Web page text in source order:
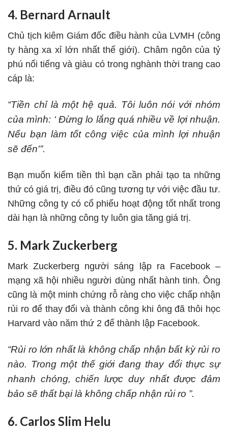
4. Bernard Arnault
Chủ tịch kiêm Giám đốc điều hành của LVMH (công
ty hàng xa xỉ lớn nhất thế giới). Châm ngôn của tỷ
phú nổi tiếng và giàu có trong nghành thời trang cao
cáp là:
“Tiền chỉ là một hệ quả. Tôi luôn nói với nhóm
của mình: ‘ Đừng lo lắng quá nhiều về lợi nhuận.
Nếu bạn làm tốt công việc của mình lợi nhuận
sẽ đến'”.
Bạn muốn kiếm tiền thì bạn cần phải tạo ta những
thứ có giá trị, điều đó cũng tương tự với việc đầu tư.
Những công ty có cổ phiếu hoạt động tốt nhất trong
dài hạn là những công ty luôn gia tăng giá trị.
5. Mark Zuckerberg
Mark Zuckerberg người sáng lập ra Facebook–
mạng xã hội nhiều người dùng nhất hành tinh. Ông
cũng là một minh chứng rỗ ràng cho việc chấp nhận
rủi ro để thay đổi và thành công khi ông đã thôi học
Harvard vào năm thứ 2 để thành lập Facebook.
“Rủi ro lớn nhất là không chấp nhận bất kỳ rủi ro
nào. Trong một thế giới đang thay đổi thực sự
nhanh chóng, chiến lược duy nhất được đảm
bảo sẽ thất bại là không chấp nhận rủi ro ”.
6. Carlos Slim Helu